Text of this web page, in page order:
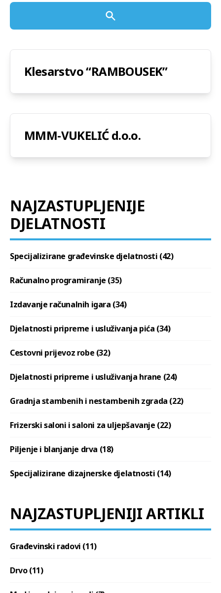
Klesarstvo “RAMBOUSEK”
MMM-VUKELIĆ d.o.o.
NAJZASTUPLJENIJE
DJELATNOSTI
Specijalizirane građevinske djelatnosti (42)
Računalno programiranje (35)
Izdavanje računalnih igara (34)
Djelatnosti pripreme i usluživanja pića (34)
Cestovni prijevoz robe (32)
Djelatnosti pripreme i usluživanja hrane (24)
Gradnja stambenih i nestambenih zgrada (22)
Frizerski saloni i saloni za uljepšavanje (22)
Piljenje i blanjanje drva (18)
Specijalizirane dizajnerske djelatnosti (14)
NAJZASTUPLJENIJI ARTIKLI
Građevinski radovi (11)
Drvo (11)